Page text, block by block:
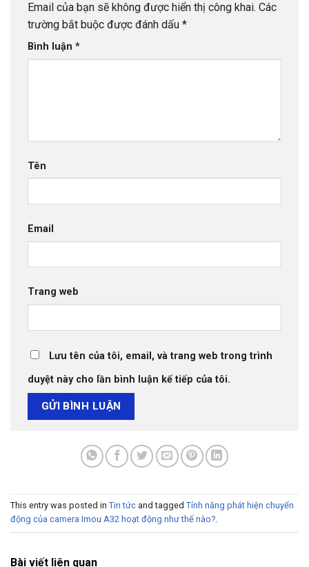
Email của bạn sẽ không được hiển thị công khai. Các
trường bắt buộc được đánh dấu *
Bình luận *
Tên
Email
Trang web
Lưu tên của tôi, email, và trang web trong trình
duyệt này cho lần bình luận kế tiếp của tôi.
This entry was posted in Tin tức and tagged Tính năng phát hiện chuyển
động của camera Imou A32 hoạt động như thế nào?.
Bài viết liên quan